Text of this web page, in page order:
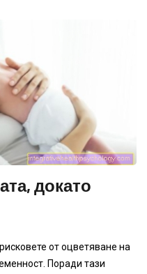
докато
от оцветяване на
Поради тази